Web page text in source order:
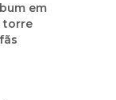
em
torre